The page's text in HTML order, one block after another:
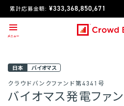
累計応募金額: ¥333,368,850,671
日本 バイオマス
クラウドバンクファンド第4341号
バイオマス発電ファ